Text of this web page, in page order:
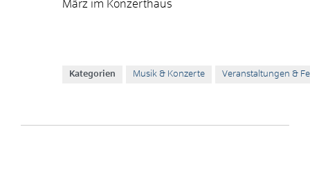
März im Konzerthaus
Kategorien Musik & Konzerte Veranstaltungen &